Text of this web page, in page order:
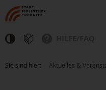
Finden Sie Informationen,
Zeitschriften und vieles mehr...
Sie sind hier: Aktuelles &